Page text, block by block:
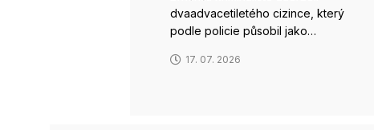
dvaadvacetiletého cizince, který
podle policie působil jako…
17. 07. 2026